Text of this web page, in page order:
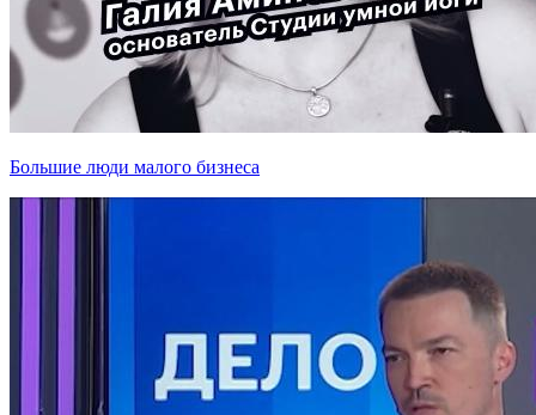
Большие люди малого бизнеса